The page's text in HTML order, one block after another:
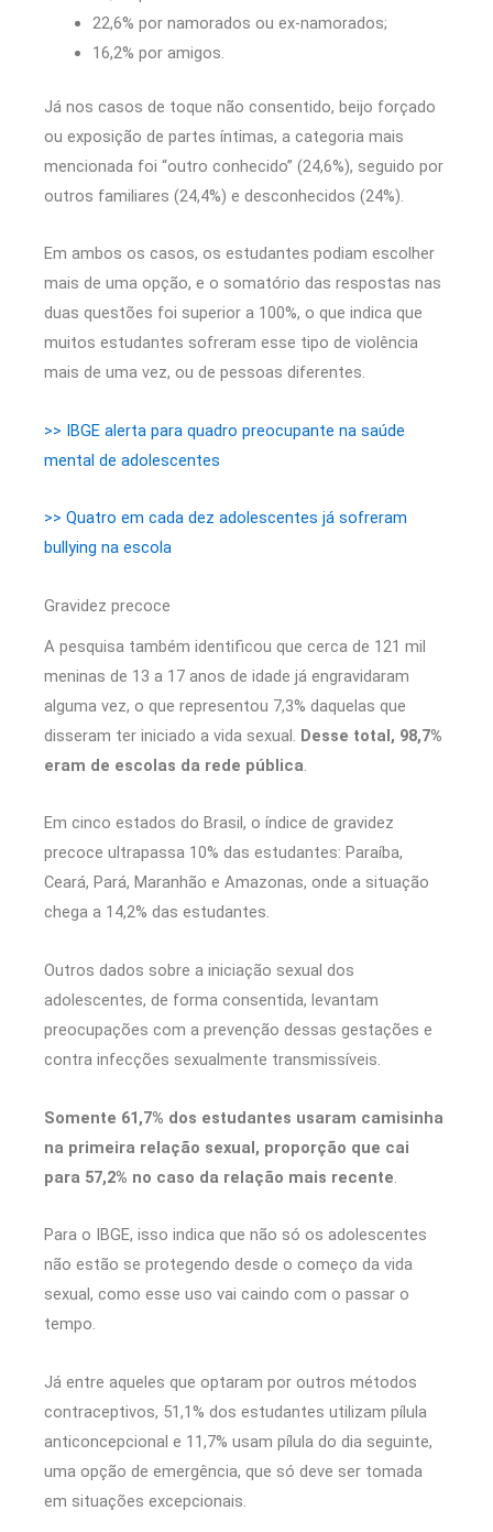
22,6% por namorados ou ex-namorados;
16,2% por amigos.
Já nos casos de toque não consentido, beijo forçado
ou exposição de partes íntimas, a categoria mais
mencionada foi “outro conhecido” (24,6%), seguido por
outros familiares (24,4%) e desconhecidos (24%).
Em ambos os casos, os estudantes podiam escolher
mais de uma opção, e o somatório das respostas nas
duas questões foi superior a 100%, o que indica que
muitos estudantes sofreram esse tipo de violência
mais de uma vez, ou de pessoas diferentes.
>> IBGE alerta para quadro preocupante na saúde
mental de adolescentes
>> Quatro em cada dez adolescentes já sofreram
bullying na escola
Gravidez precoce
A pesquisa também identificou que cerca de 121 mil
meninas de 13 a 17 anos de idade já engravidaram
alguma vez, o que representou 7,3% daquelas que
disseram ter iniciado a vida sexual. Desse total, 98,7%
eram de escolas da rede pública.
Em cinco estados do Brasil, o índice de gravidez
precoce ultrapassa 10% das estudantes: Paraíba,
Ceará, Pará, Maranhão e Amazonas, onde a situação
chega a 14,2% das estudantes.
Outros dados sobre a iniciação sexual dos
adolescentes, de forma consentida, levantam
preocupações com a prevenção dessas gestações e
contra infecções sexualmente transmissíveis.
Somente 61,7% dos estudantes usaram camisinha
na primeira relação sexual, proporção que cai
para 57,2% no caso da relação mais recente
Para o IBGE, isso indica que não só os adolescentes
não estão se protegendo desde o começo da vida
sexual, como esse uso vai caindo com o passar o
tempo.
Já entre aqueles que optaram por outros métodos
contraceptivos, 51,1% dos estudantes utilizam pílula
anticoncepcional e 11,7% usam pílula do dia seguinte,
uma opção de emergência, que só deve ser tomada
em situações excepcionais.